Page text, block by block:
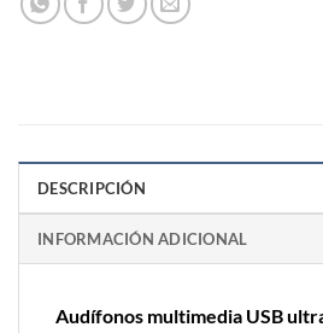
DESCRIPCIÓN
INFORMACIÓN ADICIONAL
Audífonos multimedia USB